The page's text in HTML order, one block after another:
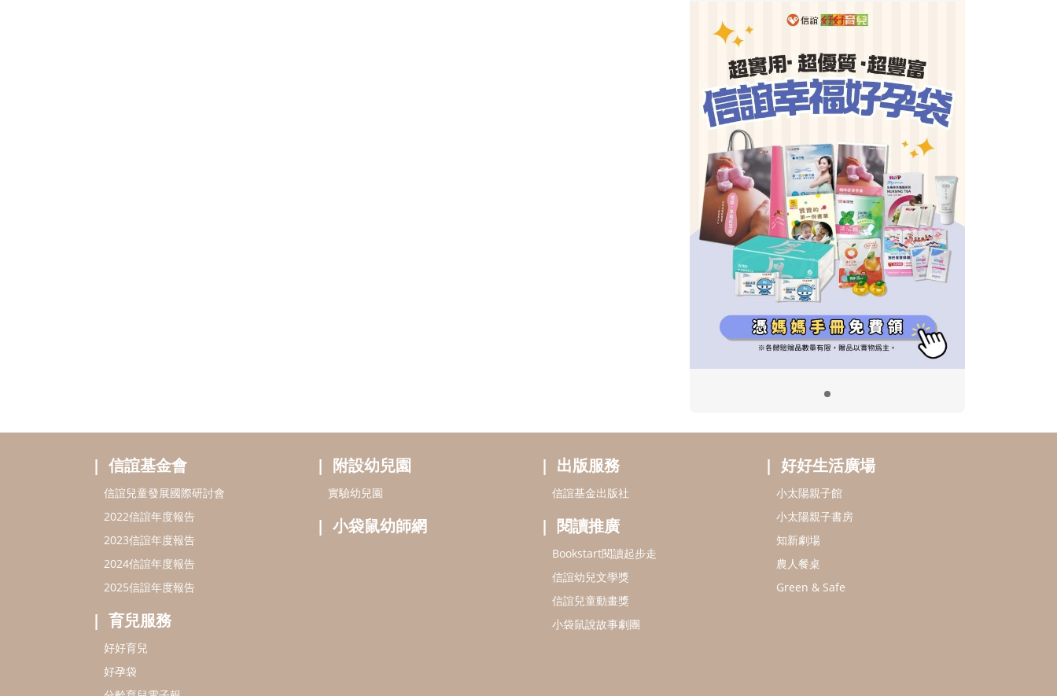
信誼基金會
信誼兒童發展國際研討會
2022信誼年度報告
2023信誼年度報告
2024信誼年度報告
2025信誼年度報告
育兒服務
好好育兒
好孕袋
附設幼兒園
實驗幼兒園
小袋鼠幼師網
出版服務
信誼基金出版社
閱讀推廣
Bookstart閱讀起步走
信誼幼兒文學獎
信誼兒童動畫獎
小袋鼠說故事劇團
好好生活廣場
小太陽親子館
小太陽親子書房
知新劇場
農人餐桌
Green & Safe